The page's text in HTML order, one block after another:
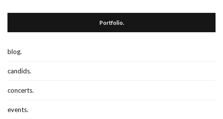
Portfolio.
blog.
candids.
concerts.
events.